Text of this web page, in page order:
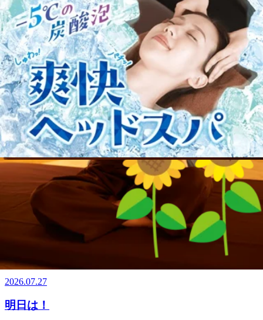
す！.*☆。・.*☆。・.*☆。・.*☆。・.*☆。・.*☆。・.*☆。
ご覧いただきありがとうございます！毎日暑い日が続くと、
身体を動かしたい気持ちはあっても「熱中症が心配」「外に
出るだけでバテてしまう」と感じる方は多いのではないでし
ょうか？夏場に無理をして運動すると、脱水症状や熱中症の
リスクが高まってしまいます。しかし、工夫次第で涼しく快
適に身体をケア・運動することは十分に可能です！今回は、
猛暑の時期でも無理なくできるおすすめの運動とポイントを
ご紹介します。1. 水中エクササイズ・水泳 水の中は体温が
上がりすぎず、膝や腰への負担を軽減しながら全身運動がで
きます。泳ぐだけでなく、プール内を歩くだけでも十分な運
動効果があります。2. 涼しい室内での「ストレッチ」や「ヨ
ガ」 クーラーの効いた室内で行うストレッチやヨガは、汗
をかきすぎずに深呼吸を意識しながら筋肉をほぐせます。自
律神経を整え、夏バテ予防にも効果的です。3. 朝晩の涼しい
時間帯のウォーキング 日中の強い日差しを避け、早朝や夜
間の涼しい時間帯を選びましょう。15分〜20分程度の軽いお
散歩でも運動不足解消につながります。★暑い日の運動で大
切なポイントこまめな水分・塩分補給：喉が渇く前に水分を
摂りましょう。室内温度の調整：エアコンを活用し、快適な
環境で行いましょう。頑張りすぎない：「少し物足りない」
くらいでやめるのが長続きのコツです。暑さで筋肉が固まっ
たり、クーラー冷えで血行が滞りがちな季節こそ、無理のな
難しい」「疲れてセルフケアが大変」という方は、ぜひ当店
2026.08.09
気圧の変化に注意！
こんにちは！！Thai Stretchアリオ葛西店の鬼木です♪今朝は
晴天ですが、台風が近くに発生している影響で、午後は一部
の地域で雨雲がかかるようです。昨日は葛西でも突発的に雨
が降りましたね・・気圧の変化で疲労も出やすくなっていま
すので、ストレッチで身体と心をゆるめ、自律神経を整えて
いきましょう！ 8月7日(金)10：10～、90分までのタイ古式が
ご案内可能です！お電話ですとより詳細なお時間のご相談が
できます！施術中ですと、すぐに対応が難しい場合がござい
ますので留守番電話にメッセージを残して頂けると幸いで
す。 スタッフ一同、心よりご来店お待ちしております！驚
きの気持ち良さ！タイ古式ストレッチ！じっくりほぐして、
ゆっくり伸ばす、全身ストレッチ！Thai Stretchアリオ葛西
店＜営業時間＞10：00～21：00（最終受付19：50）＜住所＞
東京都江戸川区東葛西9-3-3 アリオ葛西2F
2026.08.07
たんぱく質摂ってますか？
こんにちは！！Thai Stretchアリオ葛西店のサトウです。皆さ
ん、たんぱく質摂ってますか？たんぱく質は筋肉、骨、肌、
髪、爪、内臓（臓器）、血液（ヘモグロビンなど）、ホルモ
ン、酵素、免疫細胞など、身体のほぼすべての材料となる栄
養素であり、「体調管理」「若々しさの維持」に不可欠！た
んぱく質が慢性的に不足すると、体は生命維持を優先するた
め、美容・筋肉・代謝・メンタルといった部分から「切り捨
て」られていきます。特に40代以降の大人にとって、タンパ
ク質不足は「老化のスピード」を一気に早めてしまう危険な
要因になります。成人が1日に必要なたんぱく質の目安は、
男性が約65g、女性が約50g。肉、魚、卵、大豆製品（納豆や
豆腐）、乳製品を朝・昼・夕の3食に分けて、こまめに摂る
のが効果的です！8月3日(月)のおすすめコースは新規予約
NO.1 リラク系タイ古式90分コースです！13：30～、15：
談ができます！施術中ですと、すぐに対応が難しい場合がご
2026.08.03
背骨を動かすストレッチ3選★
こんにちは！！ Thai Stretchアリオ葛西店の鬼木です。 さ
て、今月も残り4日！ラストスパートですね！ 月末はお忙し
い方も多いのではないでしょうか。 当店では30分～の短い
コースもご用意しています。 ぜひ、隙間時間にリフレッシ
ュされに来てくださいね(*^^*) 7月28日(火) 13：00～ご案内
ます！ 施術中ですと、すぐに対応が難しい場合がございま
すので留守番電話にメッセージを残して頂けると幸いで
す。 本日は背骨を動かすストレッチを3つご紹介いたします
★特に「胸椎」の動きを出すために効果的で、猫背やストレ
ートネックの改善にも役立ちます。私は毎朝この3つをベッ
2026.07.28
湯船に浸かりましょう！
こんにちは！！Thai Stretchアリオ葛西店のサトウです。うだ
るような暑さが続き、夜も寝苦しいですよね。就寝90分前の
入浴で、自然な眠りを誘う 38〜40℃のぬるめのお湯に浸か
ることで、体の深部体温がスムーズに下がり、質の高い睡眠
につながります 。ぜひ、夏でもシャワーで済ませず、湯船
2026.07.27
明日は！